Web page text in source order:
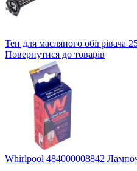
Тен для масляного обігрівача
Повернутися до товарів
Whirlpool 484000008842